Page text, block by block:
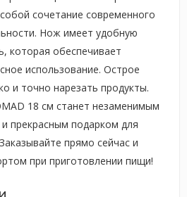
сочетание современного
Нож имеет удобную
которая обеспечивает
использование. Острое
и точно нарезать продукты.
18 см станет незаменимым
прекрасным подарком для
прямо сейчас и
при приготовлении пищи!